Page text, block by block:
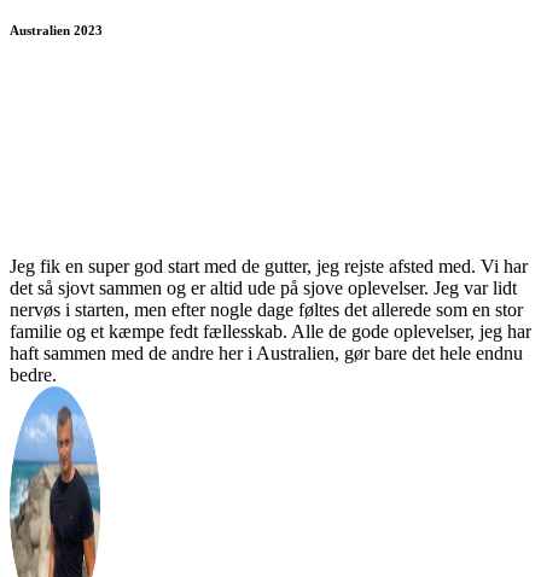
Australien 2023
Jeg fik en super god start med de gutter, jeg rejste afsted med. Vi har
det så sjovt sammen og er altid ude på sjove oplevelser. Jeg var lidt
nervøs i starten, men efter nogle dage føltes det allerede som en stor
familie og et kæmpe fedt fællesskab. Alle de gode oplevelser, jeg har
haft sammen med de andre her i Australien, gør bare det hele endnu
bedre.